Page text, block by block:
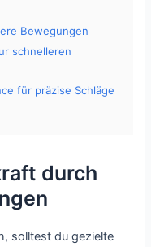
Bewegungen
schnelleren
für präzise Schläge
durch
solltest du gezielte